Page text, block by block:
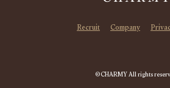
Recruit Company
©CHARMY All rights